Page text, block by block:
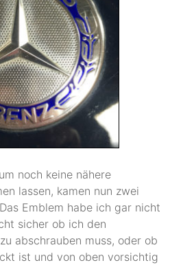
noch keine nähere
lassen, kamen nun zwei
Emblem habe ich gar nicht
sicher ob ich den
abschrauben muss, oder ob
ist und von oben vorsichtig